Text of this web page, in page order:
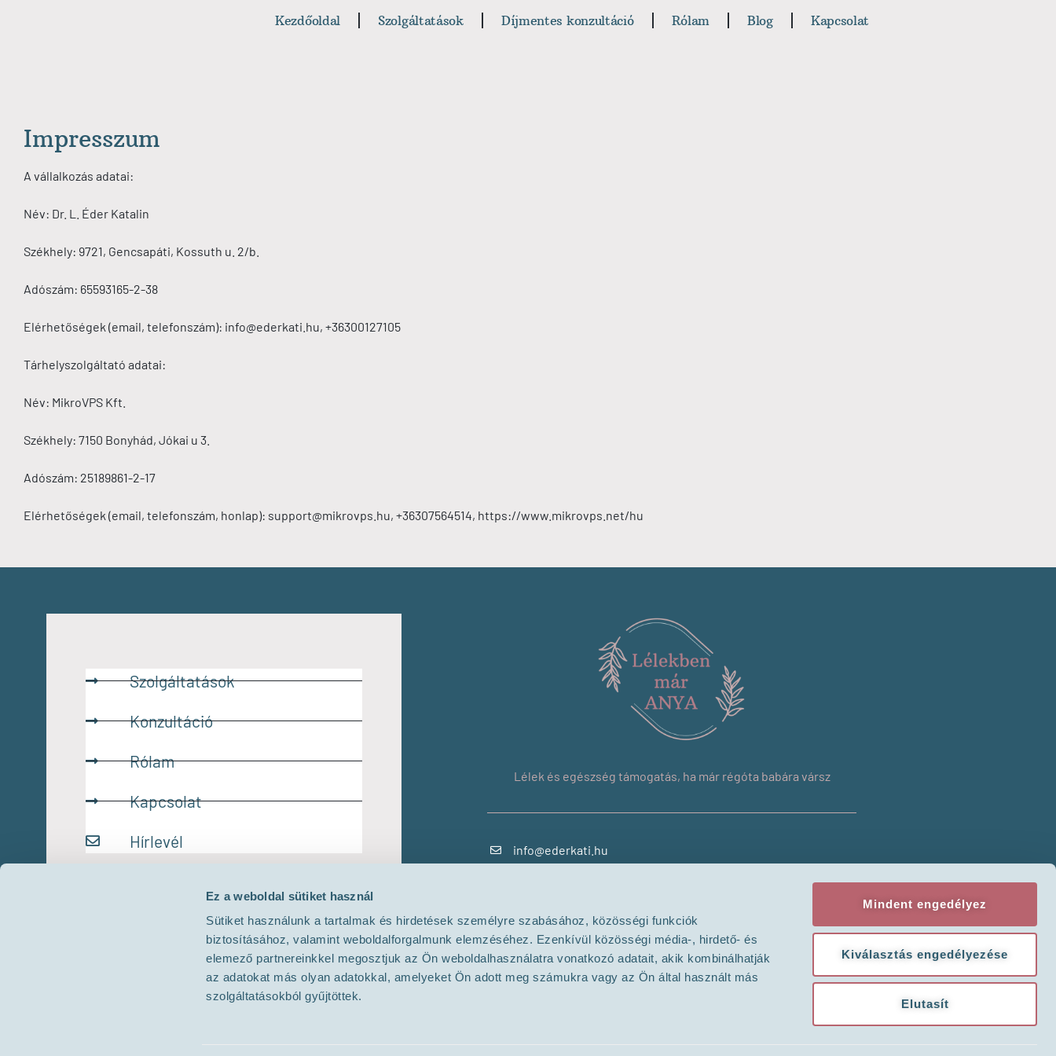
Ez a weboldal sütiket használ
Sütiket használunk a tartalmak és hirdetések személyre szabásához, közösségi funkciók
biztosításához, valamint weboldalforgalmunk elemzéséhez. Ezenkívül közösségi média-, hirdető- és
elemező partnereinkkel megosztjuk az Ön weboldalhasználatra vonatkozó adatait, akik kombinálhatják
az adatokat más olyan adatokkal, amelyeket Ön adott meg számukra vagy az Ön által használt más
szolgáltatásokból gyűjtöttek.
Mindent engedélyez
Kiválasztás engedélyezése
Elutasít
Kezdőoldal Szolgáltatások Díjmentes konzultáció Rólam Blog Kapcsolat
Impresszum
A vállalkozás adatai:
Név: Dr. L. Éder Katalin
Székhely: 9721, Gencsapáti, Kossuth u. 2/b.
Adószám: 65593165-2-38
Elérhetőségek (email, telefonszám): info@ederkati.hu, +36300127105
Tárhelyszolgáltató adatai:
Név: MikroVPS Kft.
Székhely: 7150 Bonyhád, Jókai u 3.
Adószám: 25189861-2-17
Elérhetőségek (email, telefonszám, honlap): support@mikrovps.hu, +36307564514, https://www.mikrovps.net/hu
Szolgáltatások
Konzultáció
Rólam
Kapcsolat
Hírlevél
Lélek és egészség támogatás, ha már régóta babára vársz
info@ederkati.hu
Adatkezelési tájékoztató
Impresszum
Szerződési feltételek